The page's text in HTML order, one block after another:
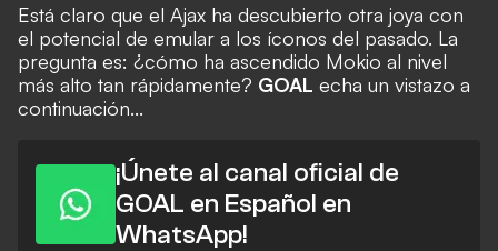
Está claro que el Ajax ha descubierto otra joya con
el potencial de emular a los íconos del pasado. La
pregunta es: ¿cómo ha ascendido Mokio al nivel
más alto tan rápidamente? GOAL echa un vistazo a
continuación...
¡Únete al canal oficial de
GOAL en Español en
WhatsApp!